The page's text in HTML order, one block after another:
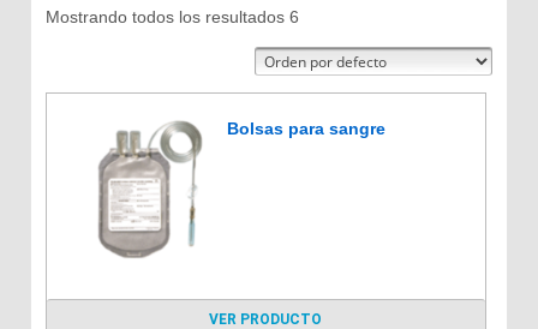
Mostrando todos los resultados 6
Bolsas para sangre
VER PRODUCTO